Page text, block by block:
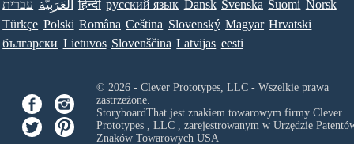
עברית العَرَبِيَّة हिन्दी ру́сский язы́к Dansk Svenska Suomi Norsk
Türkçe Polski Româna Ceština Slovenský Magyar Hrvatski
български Lietuvos Slovenščina Latvijas eesti
© 2026 - Clever Prototypes, LLC - Wszelkie prawa
zastrzeżone.
StoryboardThat jest znakiem towarowym firmy Clever
Prototypes , LLC, zarejestrowanym w Urzędzie
Znaków Towarowych USA